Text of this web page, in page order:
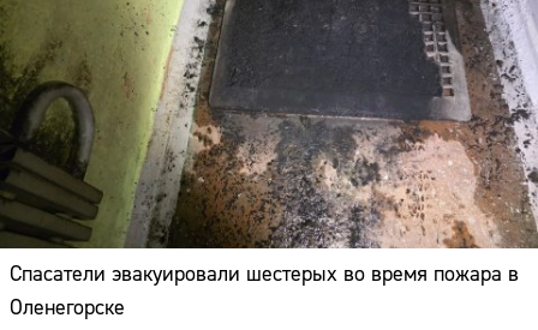
Спасатели эвакуировали шестерых во время пожара в
Оленегорске